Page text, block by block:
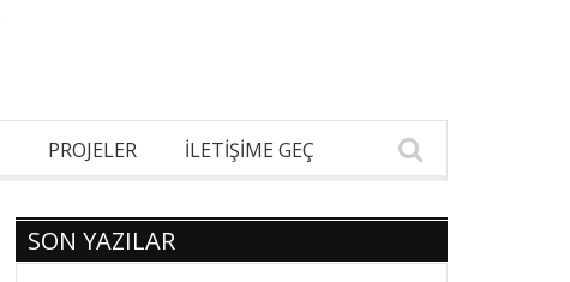
PROJELER İLETİŞİME GEÇ
SON YAZILAR